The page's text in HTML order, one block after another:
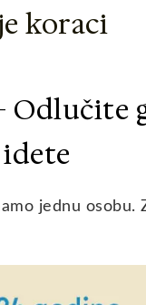
koraci
Odlučite
jednu osobu.